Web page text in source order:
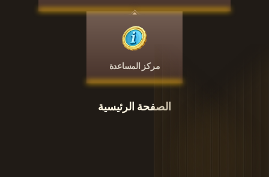
مركز المساعدة
الصفحة الرئيسية